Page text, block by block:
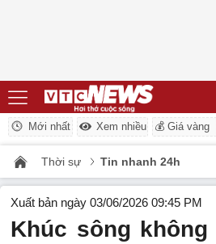
Mới nhất Xem nhiều 💰 Giá vàng
Thời sự Tin nhanh 24h
Xuất bản ngày 03/06/2026 09:45 PM
Khúc sông